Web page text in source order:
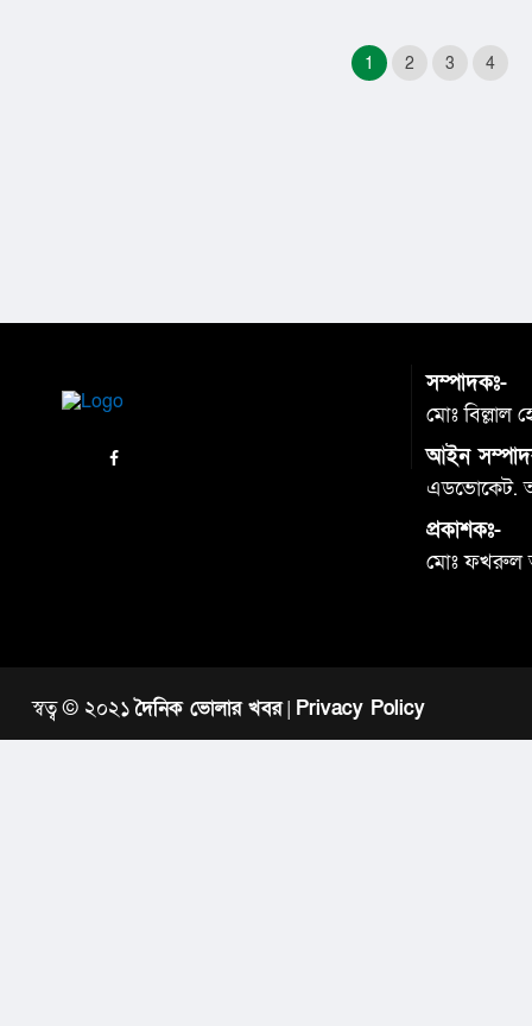
1 2 3 4
সম্পাদকঃ-
মোঃ বিল্লাল
আইন
এডভোকেট.
প্রকাশকঃ-
মোঃ
স্বত্ব © ২০২১দৈনিক ভোলার খবর| Privacy Policy